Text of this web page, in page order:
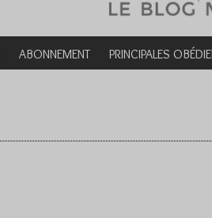
ABONNEMENT PRINCIPALES